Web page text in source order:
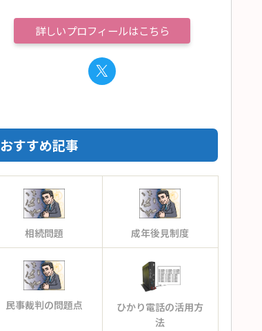
詳しいプロフィールはこちら
おすすめ記事
相続問題 成年後見制度
民事裁判の問題点
ひかり電話の活用方
法